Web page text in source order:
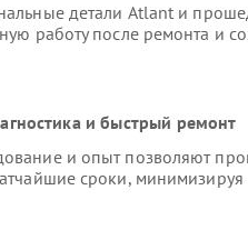
детали Atlant и
работу после ремонта и
и быстрый ремонт
и опыт позволяют
сроки, минимизируя